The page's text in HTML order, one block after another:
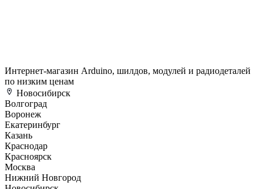
Интернет-магазин Arduino, шилдов, модулей и радиодеталей
по низким ценам
Новосибирск
Волгоград
Воронеж
Екатеринбург
Казань
Краснодар
Красноярск
Москва
Нижний Новгород